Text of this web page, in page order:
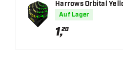
Harrows Orbital
Auf Lager
1,20